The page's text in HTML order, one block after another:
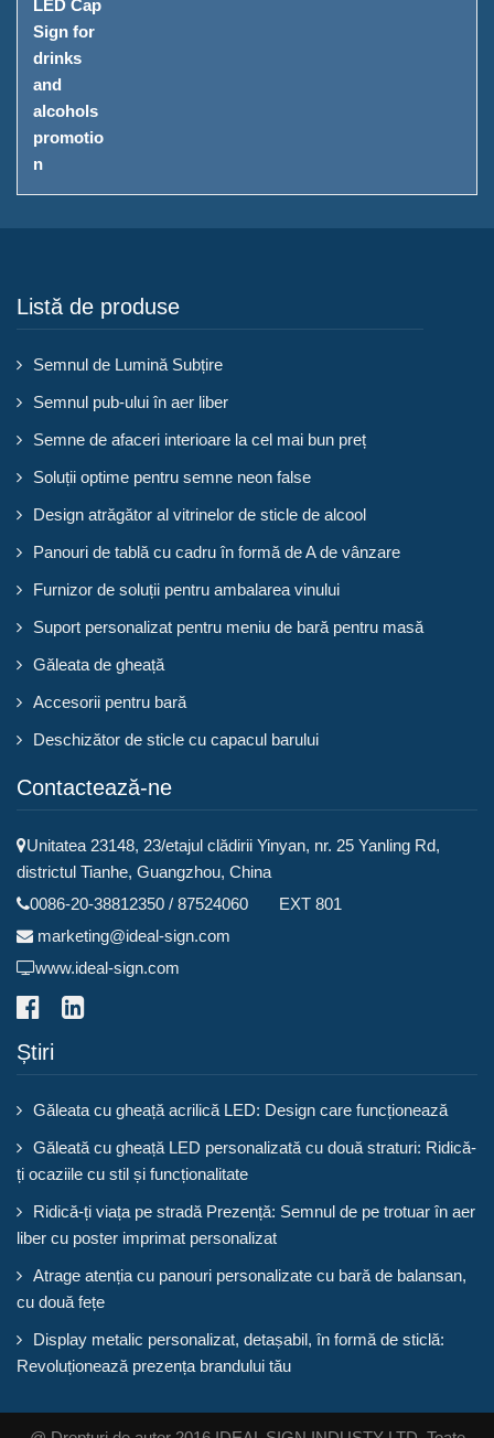
Listă de produse
Semnul de Lumină Subțire
Semnul pub-ului în aer liber
Semne de afaceri interioare la cel mai bun preț
Soluții optime pentru semne neon false
Design atrăgător al vitrinelor de sticle de alcool
Panouri de tablă cu cadru în formă de A de vânzare
Furnizor de soluții pentru ambalarea vinului
Suport personalizat pentru meniu de bară pentru masă
Găleata de gheață
Accesorii pentru bară
Deschizător de sticle cu capacul barului
Contactează-ne
Unitatea 23148, 23/etajul clădirii Yinyan, nr. 25 Yanling Rd,
districtul Tianhe, Guangzhou, China
0086-20-38812350 / 87524060 EXT 801
marketing@ideal-sign.com
www.ideal-sign.com
Știri
Găleata cu gheață acrilică LED: Design care funcționează
Găleată cu gheață LED personalizată cu două straturi: Ridică-
ți ocaziile cu stil și funcționalitate
Ridică-ți viața pe stradă Prezență: Semnul de pe trotuar în aer
liber cu poster imprimat personalizat
Atrage atenția cu panouri personalizate cu bară de balansan,
cu două fețe
Display metalic personalizat, detașabil, în formă de sticlă:
Revoluționează prezența brandului tău